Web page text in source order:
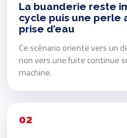
La buanderie reste
cycle puis une perle
prise d’eau
Ce scénario oriente vers un
non vers une fuite continue
machine.
02